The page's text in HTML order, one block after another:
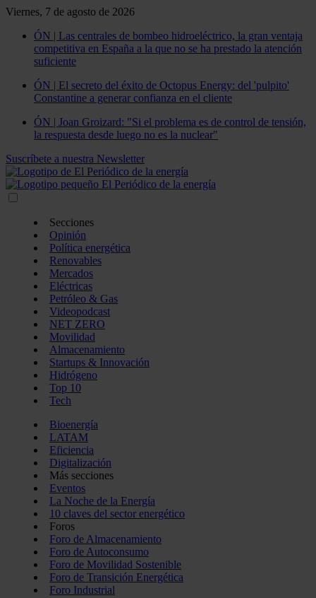
Viernes, 7 de agosto de 2026
ÓN | Las centrales de bombeo hidroeléctrico, la gran ventaja
competitiva en España a la que no se ha prestado la atención
suficiente
ÓN | El secreto del éxito de Octopus Energy: del 'pulpito'
Constantine a generar confianza en el cliente
ÓN | Joan Groizard: "Si el problema es de control de tensión,
la respuesta desde luego no es la nuclear"
Suscríbete a nuestra Newsletter
Secciones
Opinión
Política energética
Renovables
Mercados
Eléctricas
Petróleo & Gas
Videopodcast
NET ZERO
Movilidad
Almacenamiento
Startups & Innovación
Hidrógeno
Top 10
Tech
Bioenergía
LATAM
Eficiencia
Digitalización
Más secciones
Eventos
La Noche de la Energía
10 claves del sector energético
Foros
Foro de Almacenamiento
Foro de Autoconsumo
Foro de Movilidad Sostenible
Foro de Transición Energética
Foro Industrial